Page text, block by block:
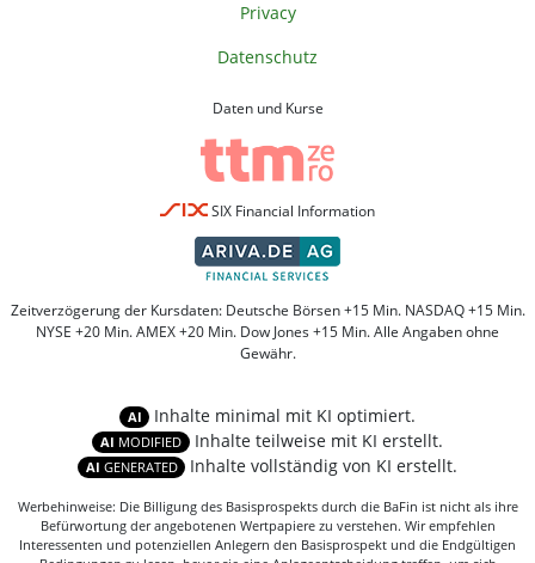
Privacy
Datenschutz
Daten und Kurse
SIX Financial Information
Zeitverzögerung der Kursdaten: Deutsche Börsen +15 Min. NASDAQ +15 Min.
NYSE +20 Min. AMEX +20 Min. Dow Jones +15 Min. Alle Angaben ohne
Gewähr.
AI Inhalte minimal mit KI optimiert.
AI MODIFIED Inhalte teilweise mit KI erstellt.
AI GENERATED Inhalte vollständig von KI erstellt.
Werbehinweise: Die Billigung des Basisprospekts durch die BaFin ist nicht als ihre
Befürwortung der angebotenen Wertpapiere zu verstehen. Wir empfehlen
Interessenten und potenziellen Anlegern den Basisprospekt und die Endgültigen